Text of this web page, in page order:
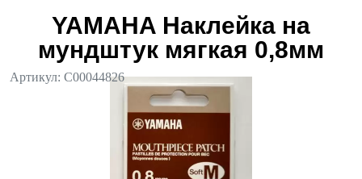
YAMAHA Наклейка на
мундштук мягкая 0,8мм
Артикул: С00044826